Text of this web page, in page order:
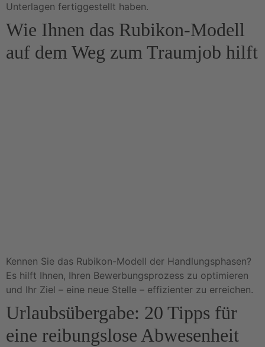
Unterlagen fertiggestellt haben.
Wie Ihnen das Rubikon-Modell
auf dem Weg zum Traumjob hilft
Kennen Sie das Rubikon-Modell der Handlungsphasen?
Es hilft Ihnen, Ihren Bewerbungsprozess zu optimieren
und Ihr Ziel – eine neue Stelle – effizienter zu erreichen.
Urlaubsübergabe: 20 Tipps für
eine reibungslose Abwesenheit